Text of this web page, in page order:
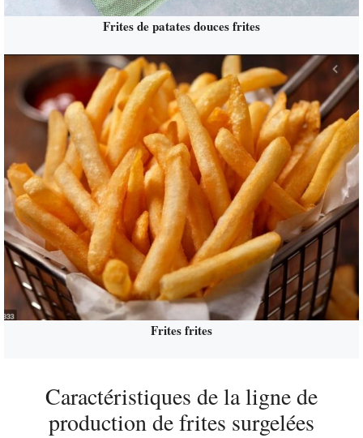
Frites de patates douces frites
Frites frites
Caractéristiques de la ligne de
production de frites surgelées
Malay
Uzbek